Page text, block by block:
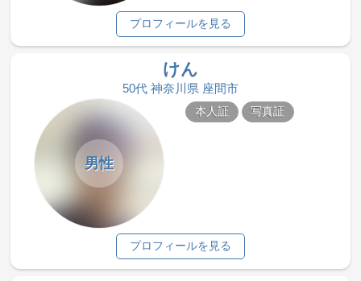
プロフィールを見る
けん
50代 神奈川県 座間市
男性
本人証 写真証
プロフィールを見る